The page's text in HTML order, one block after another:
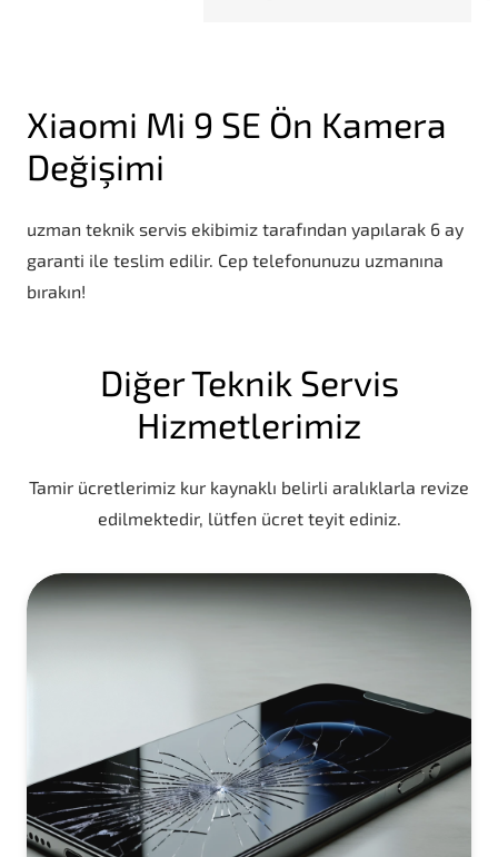
Xiaomi Mi 9 SE Ön Kamera
Değişimi
uzman teknik servis ekibimiz tarafından yapılarak 6 ay
garanti ile teslim edilir. Cep telefonunuzu uzmanına
bırakın!
Diğer Teknik Servis
Hizmetlerimiz
Tamir ücretlerimiz kur kaynaklı belirli aralıklarla revize
edilmektedir, lütfen ücret teyit ediniz.